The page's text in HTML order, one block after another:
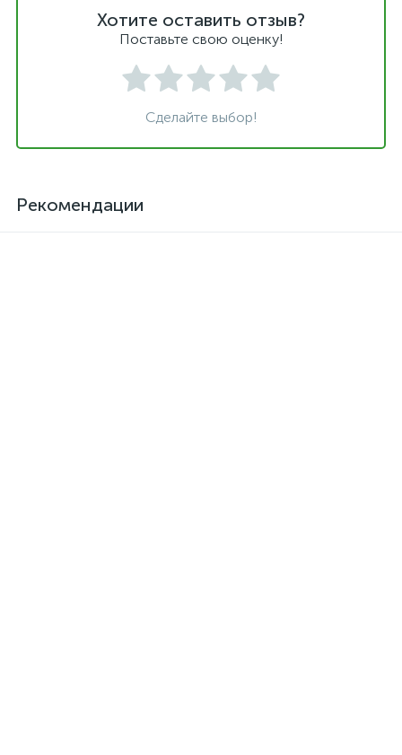
Хотите оставить отзыв?
Поставьте свою оценку!
Сделайте выбор!
Рекомендации